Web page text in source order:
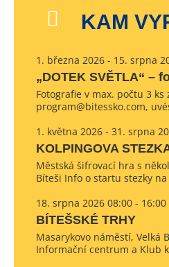
KAM
1. března 2026 - 15. srpna
„DOTEK SVĚTLA“ –
Fotografie v max. počtu 3
program@bitessko.com,
1. května 2026 - 31. srpna
KOLPINGOVA
Městská šifrovací hra s
Bíteši Info o startu stezky
18. srpna 2026 08:00 - 16:00
BÍTEŠSKÉ TRHY
Masarykovo náměstí, Velká
Informační centrum a Klub